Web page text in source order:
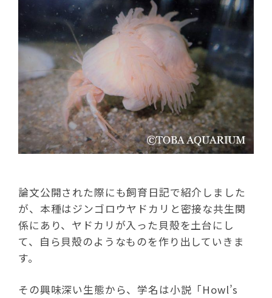
論文公開された際にも飼育日記で紹介しました
が、本種はジンゴロウヤドカリと密接な共生関
係にあり、ヤドカリが入った貝殻を土台にし
て、自ら貝殻のようなものを作り出していきま
す。
その興味深い生態から、学名は小説「Howl’s